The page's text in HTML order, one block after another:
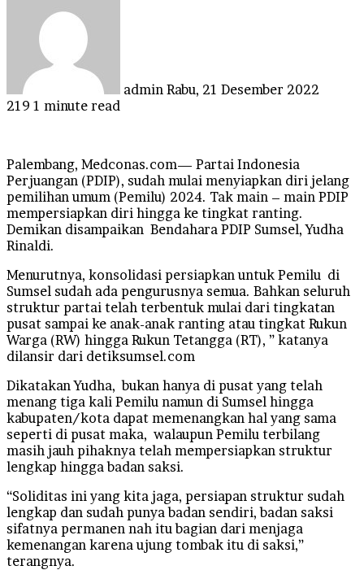
admin Rabu, 21 Desember 2022
219 1 minute read
Palembang, Medconas.com— Partai Indonesia
Perjuangan (PDIP), sudah mulai menyiapkan diri jelang
pemilihan umum (Pemilu) 2024. Tak main – main PDIP
mempersiapkan diri hingga ke tingkat ranting.
Demikan disampaikan Bendahara PDIP Sumsel, Yudha
Rinaldi.
Menurutnya, konsolidasi persiapkan untuk Pemilu di
Sumsel sudah ada pengurusnya semua. Bahkan seluruh
struktur partai telah terbentuk mulai dari tingkatan
pusat sampai ke anak-anak ranting atau tingkat Rukun
Warga (RW) hingga Rukun Tetangga (RT), ” katanya
dilansir dari detiksumsel.com
Dikatakan Yudha, bukan hanya di pusat yang telah
menang tiga kali Pemilu namun di Sumsel hingga
kabupaten/kota dapat memenangkan hal yang sama
seperti di pusat maka, walaupun Pemilu terbilang
masih jauh pihaknya telah mempersiapkan struktur
lengkap hingga badan saksi.
“Soliditas ini yang kita jaga, persiapan struktur sudah
lengkap dan sudah punya badan sendiri, badan saksi
sifatnya permanen nah itu bagian dari menjaga
kemenangan karena ujung tombak itu di saksi,”
terangnya.